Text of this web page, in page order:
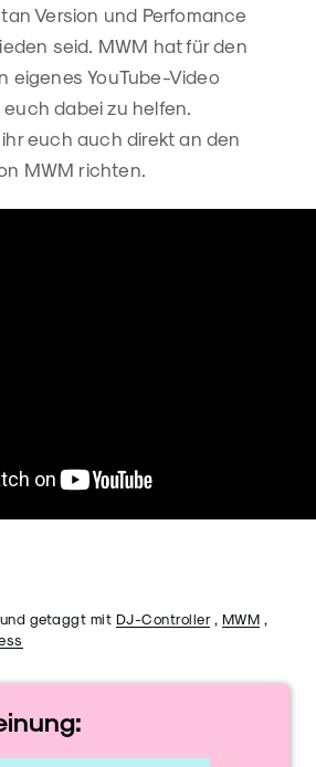
Version und Perfomance
seid. MWM hat für den
eigenes YouTube-Video
dabei zu helfen.
euch auch direkt an den
MWM richten.
und getaggt mit DJ-Controller, MWM